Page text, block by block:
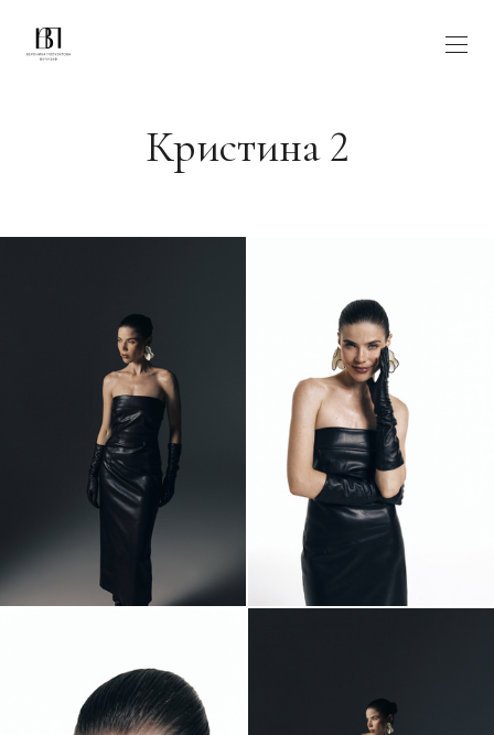
Кристина 2